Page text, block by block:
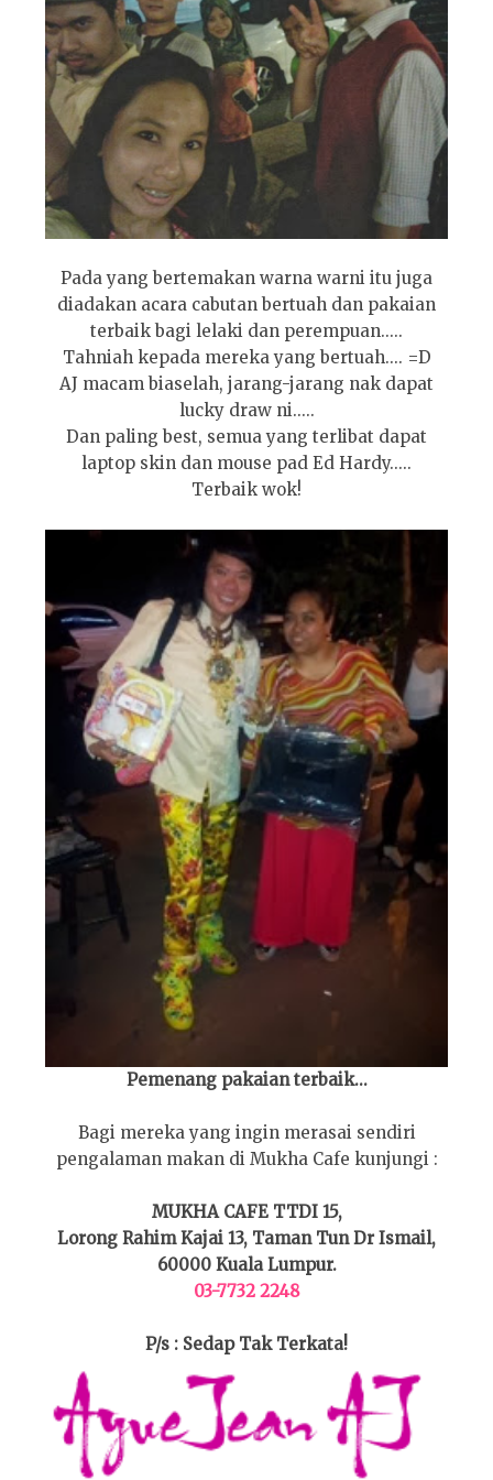
Pada yang bertemakan warna warni itu juga
diadakan acara cabutan bertuah dan pakaian
terbaik bagi lelaki dan perempuan.....
Tahniah kepada mereka yang bertuah.... =D
AJ macam biaselah, jarang-jarang nak dapat
lucky draw ni.....
Dan paling best, semua yang terlibat dapat
laptop skin dan mouse pad Ed Hardy.....
Terbaik wok!
Pemenang pakaian terbaik...
Bagi mereka yang ingin merasai sendiri
pengalaman makan di Mukha Cafe kunjungi :
MUKHA CAFE TTDI 15,
Lorong Rahim Kajai 13, Taman Tun Dr Ismail,
60000 Kuala Lumpur.
03-7732 2248
P/s : Sedap Tak Terkata!